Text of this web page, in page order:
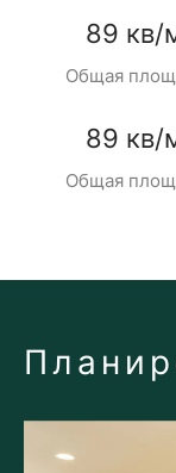
89 кв/
Общая
89 кв/
Общая